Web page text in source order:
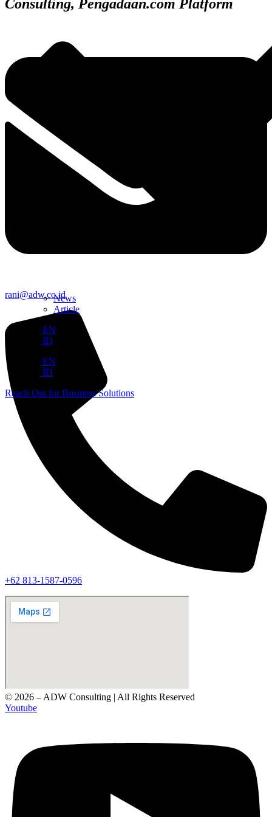
News
Article
EN
ID
EN
ID
Reach Out for Business Solutions
Consulting, Pengadaan.com Platform
rani@adw.co.id
‪+62 813‑1587‑0596‬
© 2026 – ADW Consulting | All Rights Reserved
Youtube